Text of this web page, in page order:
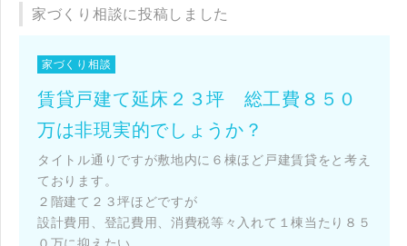
家づくり相談に投稿しました
家づくり相談
賃貸戸建て延床２３坪 総工費８５０
万は非現実的でしょうか？
タイトル通りですが敷地内に６棟ほど戸建賃貸をと考え
ております。
２階建て２３坪ほどですが
設計費用、登記費用、消費税等々入れて１棟当たり８５
０万に抑えたい
SuMiKaにユーザー登録する
ログイン